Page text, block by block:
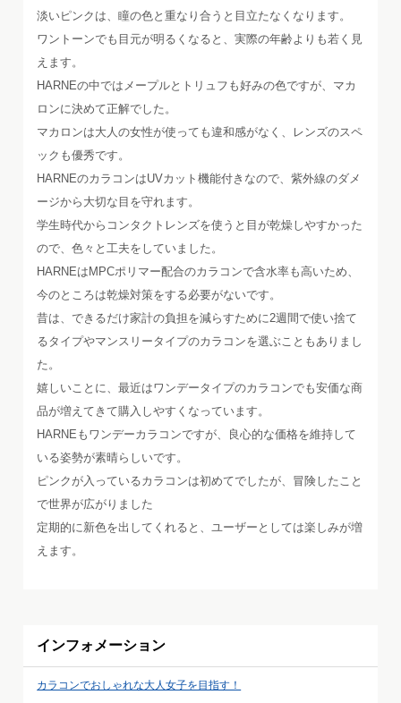
淡いピンクは、瞳の色と重なり合うと目立たなくなります。
ワントーンでも目元が明るくなると、実際の年齢よりも若く見
えます。
HARNEの中ではメープルとトリュフも好みの色ですが、マカ
ロンに決めて正解でした。
マカロンは大人の女性が使っても違和感がなく、レンズのスペ
ックも優秀です。
HARNEのカラコンはUVカット機能付きなので、紫外線のダメ
ージから大切な目を守れます。
学生時代からコンタクトレンズを使うと目が乾燥しやすかった
ので、色々と工夫をしていました。
HARNEはMPCポリマー配合のカラコンで含水率も高いため、
今のところは乾燥対策をする必要がないです。
昔は、できるだけ家計の負担を減らすために2週間で使い捨て
るタイプやマンスリータイプのカラコンを選ぶこともありまし
た。
嬉しいことに、最近はワンデータイプのカラコンでも安価な商
品が増えてきて購入しやすくなっています。
HARNEもワンデーカラコンですが、良心的な価格を維持して
いる姿勢が素晴らしいです。
ピンクが入っているカラコンは初めてでしたが、冒険したこと
で世界が広がりました
定期的に新色を出してくれると、ユーザーとしては楽しみが増
えます。
インフォメーション
カラコンでおしゃれな大人女子を目指す！